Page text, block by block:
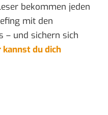
bekommen jeden
mit den
– und sichern sich
kannst du dich